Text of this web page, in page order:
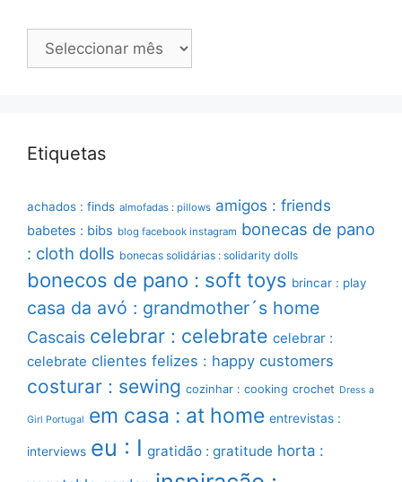
Arquivo
Etiquetas
achados : finds almofadas : pillows amigos : friends
babetes : bibs blog facebook instagram bonecas de pano
: cloth dolls bonecas solidárias : solidarity dolls
bonecos de pano : soft toys brincar : play
casa da avó : grandmother´s home
Cascais celebrar : celebrate celebrar :
celebrate clientes felizes : happy customers
costurar : sewing cozinhar : cooking crochet Dress a
Girl Portugal em casa : at home entrevistas :
interviews eu : I gratidão : gratitude horta :